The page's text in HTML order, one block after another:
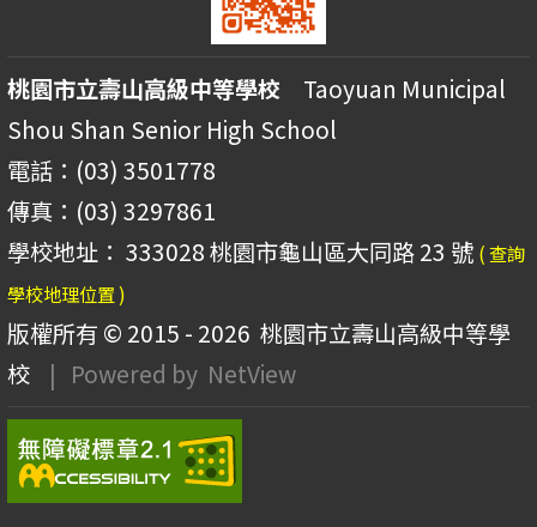
桃園市立壽山高級中等學校 Taoyuan Municipal
Shou Shan Senior High School
電話：(03) 3501778
傳真：(03) 3297861
學校地址： 333028 桃園市龜山區大同路 23 號 ( 查詢
學校地理位置 )
版權所有 © 2015 - 2026 桃園市立壽山高級中等學
校
| Powered by NetView